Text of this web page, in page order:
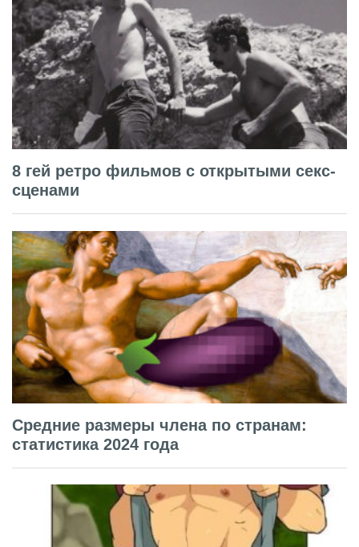
8 гей ретро фильмов с открытыми секс-
сценами
Средние размеры члена по странам:
статистика 2024 года